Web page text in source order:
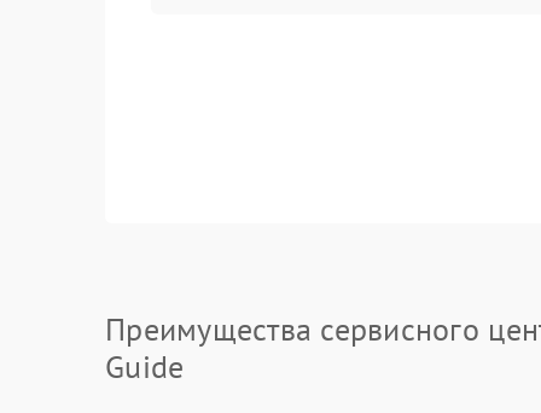
Преимущества сервисного
Guide